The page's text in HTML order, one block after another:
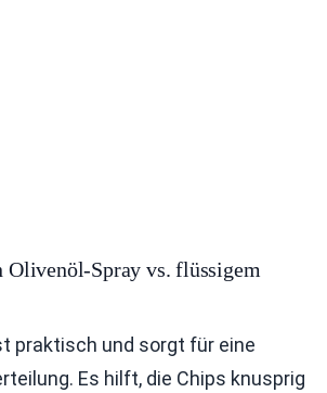
Olivenöl-Spray vs. flüssigem
praktisch und sorgt für eine
Es hilft, die Chips knusprig